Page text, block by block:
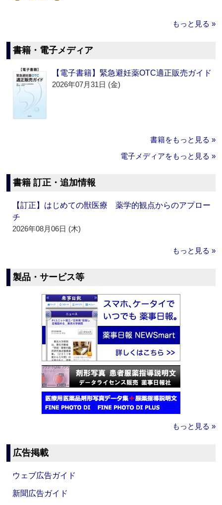
もっと見る »
書籍・電子メディア
【電子書籍】緊急避妊薬OTC適正販売ガイド
2026年07月31日 (金)
書籍をもっと見る »
電子メディアをもっと見る »
書籍 訂正・追加情報
【訂正】はじめての獣医療 薬学的観点からのアプロー
チ
2026年08月06日 (木)
もっと見る »
製品・サービス等
もっと見る »
広告掲載
ウェブ広告ガイド
新聞広告ガイド